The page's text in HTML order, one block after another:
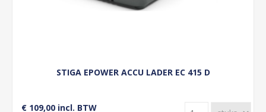
STIGA EPOWER ACCU LADER EC 415 D
€ 109,00 incl. BTW